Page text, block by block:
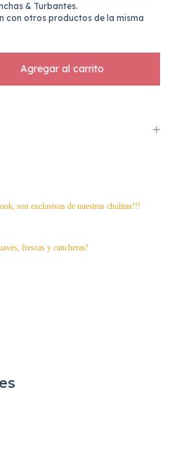
& Turbantes.
con otros productos de la misma
son exclusivas de nuestras chulitas!!!
frescas y cancheras!